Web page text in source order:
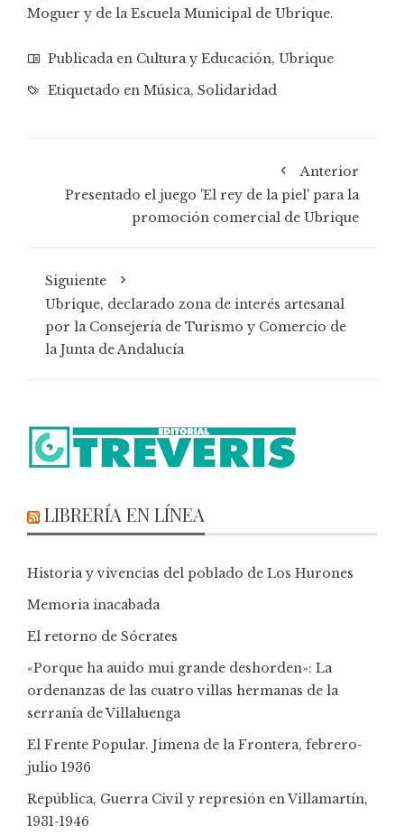
Moguer y de la Escuela Municipal de Ubrique.
Publicada en Cultura y Educación, Ubrique
Etiquetado en Música, Solidaridad
Anterior
Presentado el juego 'El rey de la piel' para la
promoción comercial de Ubrique
Siguiente
Ubrique, declarado zona de interés artesanal
por la Consejería de Turismo y Comercio de
la Junta de Andalucía
LIBRERÍA EN LÍNEA
Historia y vivencias del poblado de Los Hurones
Memoria inacabada
El retorno de Sócrates
«Porque ha auido mui grande deshorden»: La
ordenanzas de las cuatro villas hermanas de la
serranía de Villaluenga
El Frente Popular. Jimena de la Frontera, febrero-
julio 1936
República, Guerra Civil y represión en Villamartín,
1931-1946